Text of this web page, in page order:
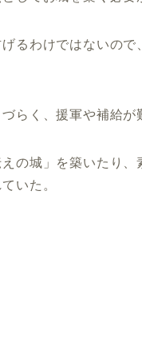
るわけではないので
らく、援軍や補給が
の城」を築いたり、
いた。